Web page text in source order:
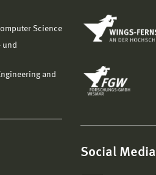
Science
und
and
Social Media